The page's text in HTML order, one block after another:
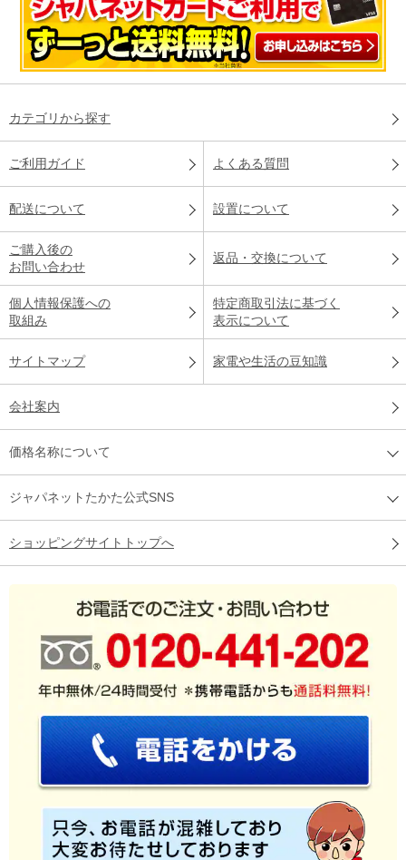
カテゴリから探す
ご利用ガイド よくある質問
配送について 設置について
ご購入後の
お問い合わせ
返品・交換について
個人情報保護への
取組み
特定商取引法に基づく
表示について
サイトマップ 家電や生活の豆知識
会社案内
価格名称について
ジャパネットたかた公式SNS
ショッピングサイトトップへ